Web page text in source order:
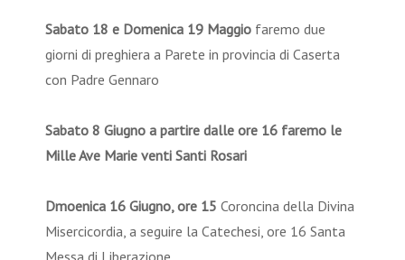
Sabato 18 e Domenica 19 Maggio faremo due
giorni di preghiera a Parete in provincia di Caserta
con Padre Gennaro
Sabato 8 Giugno a partire dalle ore 16 faremo le
Mille Ave Marie venti Santi Rosari
Dmoenica 16 Giugno, ore 15 Coroncina della Divina
Misercicordia, a seguire la Catechesi, ore 16 Santa